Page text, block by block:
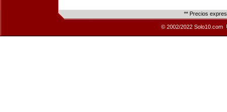
** Precios
© 2002/2022 Solo10.com